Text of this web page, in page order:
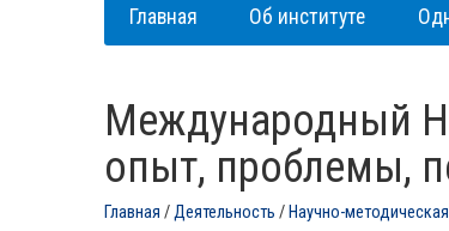
Главная Об институте
Международный
опыт, проблемы,
Главная /Деятельность / Научно-